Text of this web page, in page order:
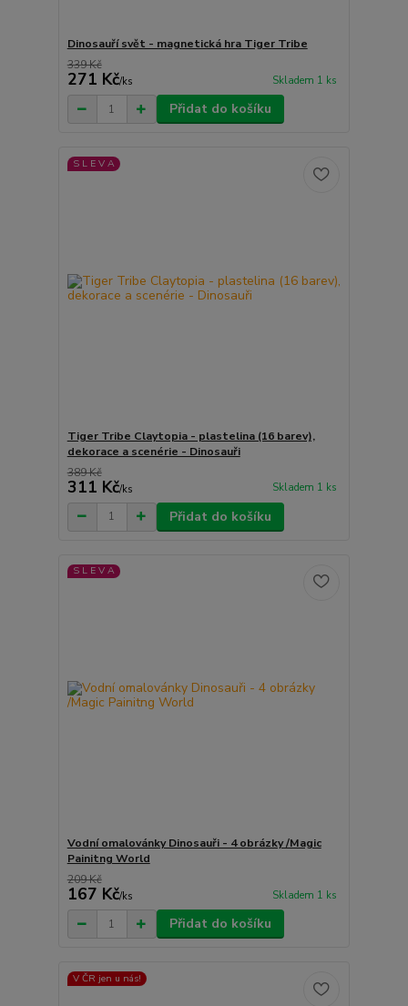
Dinosauří svět - magnetická hra Tiger Tribe
339 Kč
271 Kč/ks Skladem 1 ks
Přidat do košíku
S L E V A
Tiger Tribe Claytopia - plastelina (16 barev),
dekorace a scenérie - Dinosauři
389 Kč
311 Kč/ks Skladem 1 ks
Přidat do košíku
S L E V A
Vodní omalovánky Dinosauři - 4 obrázky /Magic
Painitng World
209 Kč
167 Kč/ks Skladem 1 ks
Přidat do košíku
V ČR jen u nás!